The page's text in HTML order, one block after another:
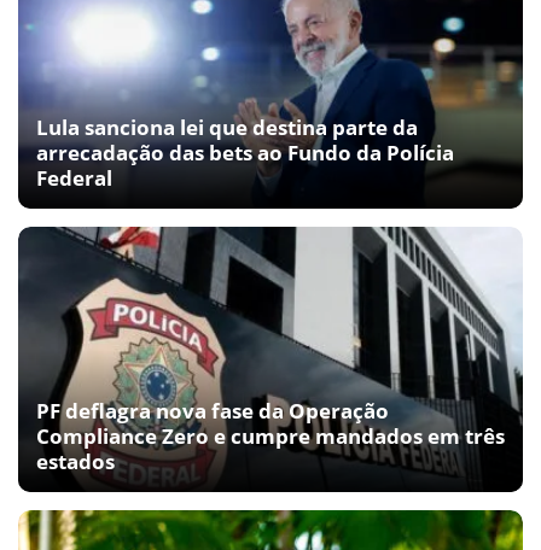
Lula sanciona lei que destina parte da
arrecadação das bets ao Fundo da Polícia
Federal
PF deflagra nova fase da Operação
Compliance Zero e cumpre mandados em três
estados